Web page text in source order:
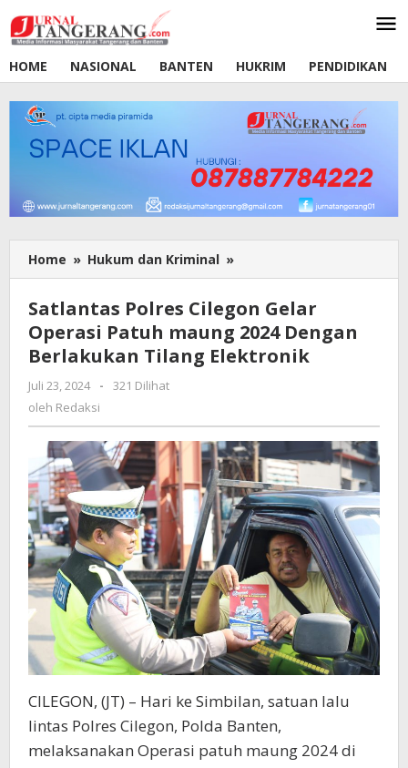
ke
konten
HOME
NASIONAL BANTEN HUKRIM PENDIDIKAN
Home » Hukum dan Kriminal »
Polres
Gelar
Operasi
Patuh
Berlakukan
Tilang
Elektronik
Satlantas Polres Cilegon Gelar
Operasi Patuh maung 2024 Dengan
Berlakukan Tilang Elektronik
Juli 23, 2024
oleh
-
321 Dilihat
oleh Redaksi
CILEGON, (JT) – Hari ke Simbilan, satuan lalu
lintas Polres Cilegon, Polda Banten,
melaksanakan Operasi patuh maung 2024 di